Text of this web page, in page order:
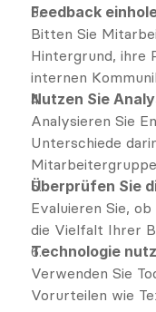
Feedback
Bitten Sie
Hintergrund, ihre
internen
Nutzen Sie
Analysieren Sie
Unterschiede
Überprüfen Sie
Evaluieren Sie,
die Vielfalt Ihrer
Technologie
Verwenden Sie
Vorurteilen wie